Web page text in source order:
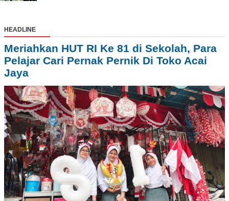
HEADLINE
Meriahkan HUT RI Ke 81 di Sekolah, Para
Pelajar Cari Pernak Pernik Di Toko Acai
Jaya